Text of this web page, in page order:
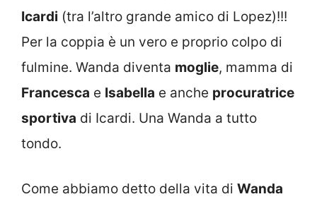
Icardi (tra l’altro grande amico di Lopez)!!!
Per la coppia è un vero e proprio colpo di
fulmine. Wanda diventa moglie, mamma di
Francesca e Isabella e anche procuratrice
sportiva di Icardi. Una Wanda a tutto
tondo.
Come abbiamo detto della vita di Wanda